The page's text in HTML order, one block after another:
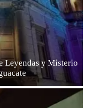
Leyendas y Misterio